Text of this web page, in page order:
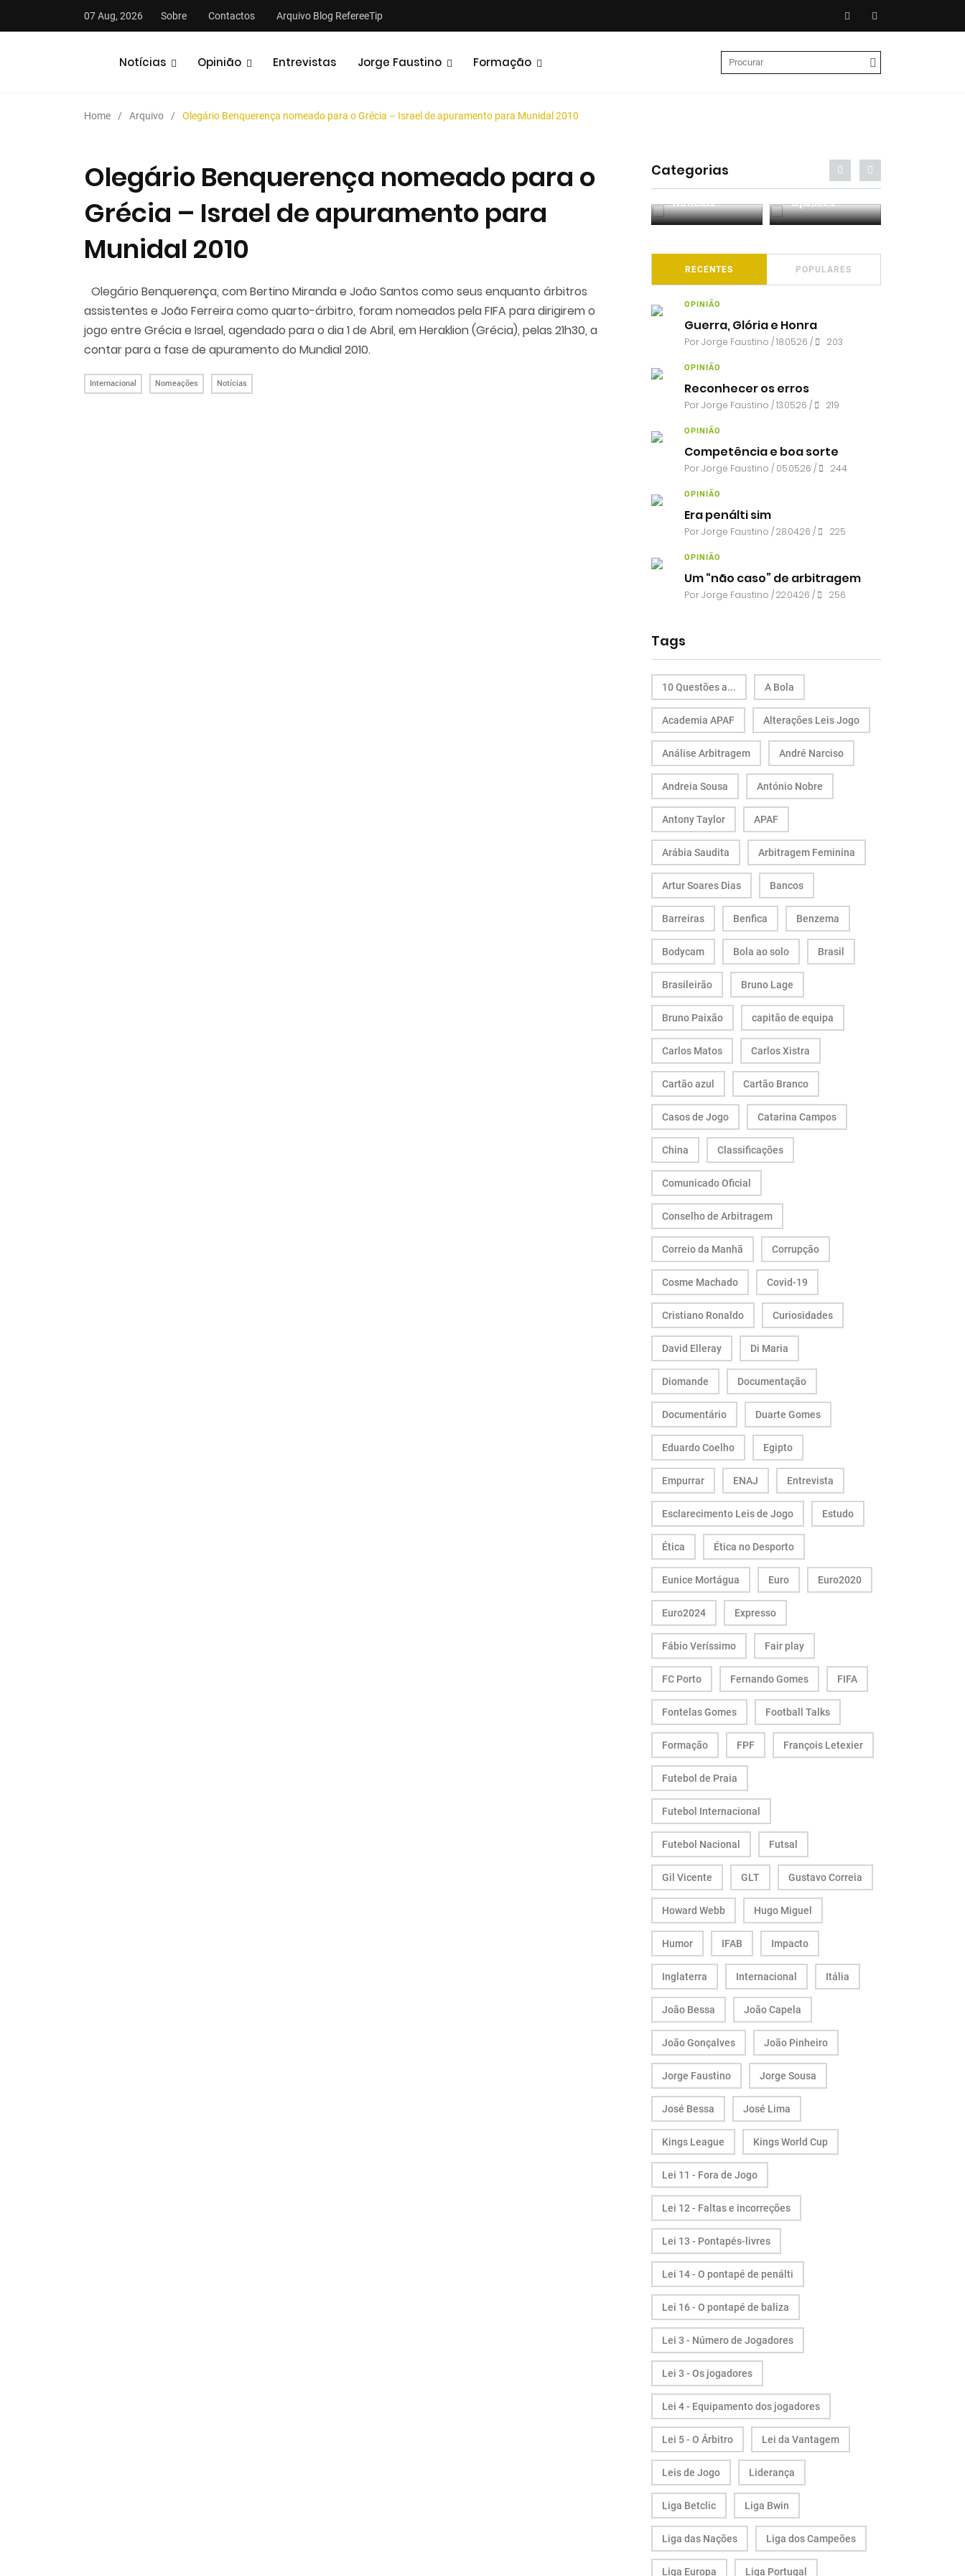
07 Aug, 2026 Sobre Contactos Arquivo Blog RefereeTip
Notícias Opinião Entrevistas Jorge Faustino Formação
Home Arquivo Olegário Benquerença nomeado para o Grécia – Israel de apuramento para Munidal 2010
Olegário Benquerença nomeado para o
Grécia – Israel de apuramento para
Munidal 2010
Olegário Benquerença, com Bertino Miranda e João Santos como seus enquanto árbitros
assistentes e João Ferreira como quarto-árbitro, foram nomeados pela FIFA para dirigirem o
jogo entre Grécia e Israel, agendado para o dia 1 de Abril, em Heraklion (Grécia), pelas 21h30, a
contar para a fase de apuramento do Mundial 2010.
Internacional Nomeações Notícias
Categorias
Análises Podcasts Notícias Entrevistas Análises
RECENTES POPULARES
OPINIÃO
Guerra, Glória e Honra
PorJorge Faustino / 18.05.26 / 203
OPINIÃO
Reconhecer os erros
PorJorge Faustino / 13.05.26 / 219
OPINIÃO
Competência e boa sorte
PorJorge Faustino / 05.05.26 / 244
OPINIÃO
Era penálti sim
PorJorge Faustino / 28.04.26 / 225
OPINIÃO
Um “não caso” de arbitragem
PorJorge Faustino / 22.04.26 / 256
Tags
10 Questões a... A Bola
Academia APAF Alterações Leis Jogo
Análise Arbitragem André Narciso
Andreia Sousa António Nobre
Antony Taylor APAF
Arábia Saudita Arbitragem Feminina
Artur Soares Dias Bancos
Barreiras Benfica Benzema
Bodycam Bola ao solo Brasil
Brasileirão Bruno Lage
Bruno Paixão capitão de equipa
Carlos Matos Carlos Xistra
Cartão azul Cartão Branco
Casos de Jogo Catarina Campos
China Classificações
Comunicado Oficial
Conselho de Arbitragem
Correio da Manhã Corrupção
Cosme Machado Covid-19
Cristiano Ronaldo Curiosidades
David Elleray Di Maria
Diomande Documentação
Documentário Duarte Gomes
Eduardo Coelho Egipto
Empurrar ENAJ Entrevista
Esclarecimento Leis de Jogo Estudo
Ética Ética no Desporto
Eunice Mortágua Euro Euro2020
Euro2024 Expresso
Fábio Veríssimo Fair play
FC Porto Fernando Gomes FIFA
Fontelas Gomes Football Talks
Formação FPF François Letexier
Futebol de Praia
Futebol Internacional
Futebol Nacional Futsal
Gil Vicente GLT Gustavo Correia
Howard Webb Hugo Miguel
Humor IFAB Impacto
Inglaterra Internacional Itália
João Bessa João Capela
João Gonçalves João Pinheiro
Jorge Faustino Jorge Sousa
José Bessa José Lima
Kings League Kings World Cup
Lei 11 - Fora de Jogo
Lei 12 - Faltas e incorreções
Lei 13 - Pontapés-livres
Lei 14 - O pontapé de penálti
Lei 16 - O pontapé de baliza
Lei 3 - Número de Jogadores
Lei 3 - Os jogadores
Lei 4 - Equipamento dos jogadores
Lei 5 - O Árbitro Lei da Vantagem
Leis de Jogo Liderança
Liga Betclic Liga Bwin
Liga das Nações Liga dos Campeões
Liga Europa Liga Portugal